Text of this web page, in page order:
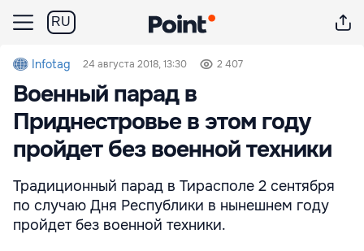
RU
Infotag 24 августа 2018, 13:30 2 407
Военный парад в
Приднестровье в этом году
пройдет без военной техники
Традиционный парад в Тирасполе 2 сентября
по случаю Дня Республики в нынешнем году
пройдет без военной техники.